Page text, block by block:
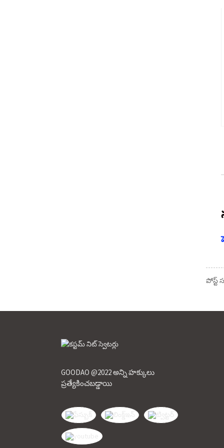
పోస్ట్
GOODAO @2022 అన్ని హక్కులు
ప్రత్యేకించబడ్డాయి